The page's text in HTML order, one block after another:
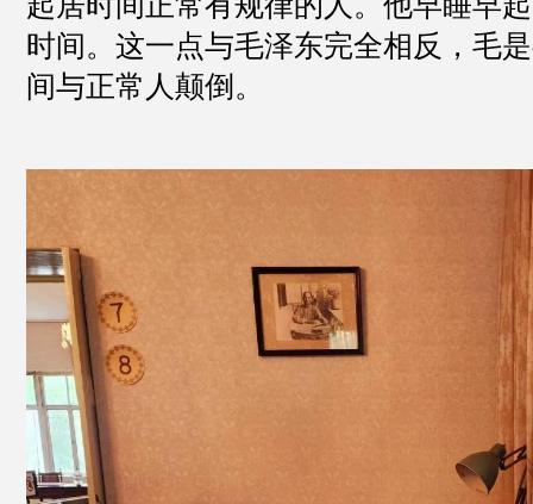
时间。这一点与毛泽东完全相反，毛
间与正常人颠倒。